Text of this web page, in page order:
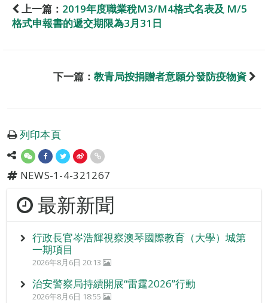
上一篇： 2019年度職業稅M3/M4格式名表及 M/5
格式申報書的遞交期限為3月31日
下一篇： 教青局按捐贈者意願分發防疫物資
列印本頁
NEWS-1-4-321267
最新新聞
行政長官岑浩輝視察澳琴國際教育（大學）城第
一期項目
2026年8月6日 20:13
治安警察局持續開展“雷霆2026”行動
2026年8月6日 18:55